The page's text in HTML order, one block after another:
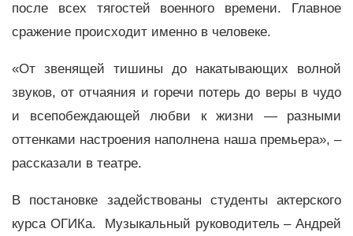
после всех тягостей военного времени. Главное
сражение происходит именно в человеке.
«От звенящей тишины до накатывающих волной
звуков, от отчаяния и горечи потерь до веры в чудо
и всепобеждающей любви к жизни — разными
оттенками настроения наполнена наша премьера», –
рассказали в театре.
В постановке задействованы студенты актерского
курса ОГИКа. Музыкальный руководитель – Андрей